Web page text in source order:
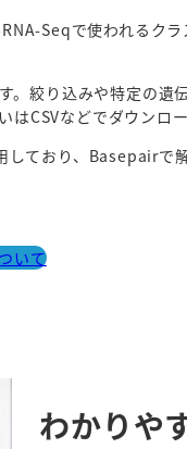
Seqで使われるクラ
。絞り込みや特定の遺
CSVなどでダウンロー
ており、Basepairで
いて
わかりや